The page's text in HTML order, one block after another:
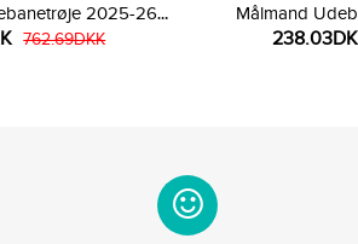
2025-26
762.69DKK
Målmand